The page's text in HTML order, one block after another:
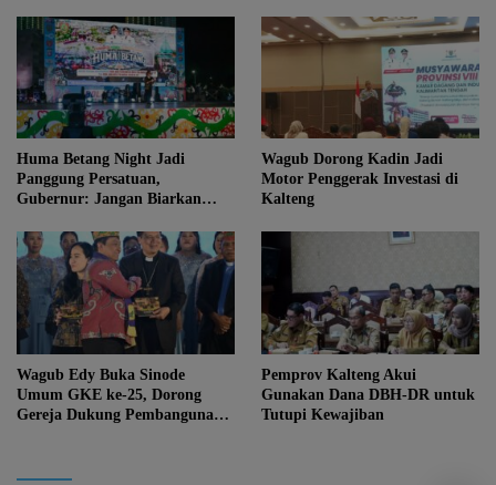
Huma Betang Night Jadi
Panggung Persatuan,
Gubernur: Jangan Biarkan
Kalteng
Wagub Dorong Kadin Jadi
Motor Penggerak Investasi di
Kalteng
Wagub Edy Buka Sinode
Umum GKE ke-25, Dorong
Gereja Dukung Pembangunan
Pemprov Kalteng Akui
Gunakan Dana DBH-DR untuk
Tutupi Kewajiban